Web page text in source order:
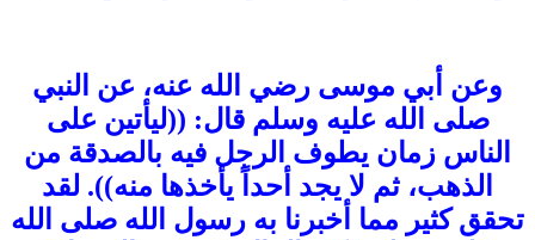
وعن أبي موسى رضي الله عنه، عن النبي
صلى الله عليه وسلم قال: ((ليأتين على
الناس زمان يطوف الرجل فيه بالصدقة من
الذهب، ثم لا يجد أحداً يأخذها منه)). لقد
تحقق كثير مما أخبرنا به رسول الله صلى الله